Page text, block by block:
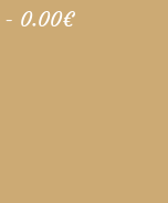
- 0.00€